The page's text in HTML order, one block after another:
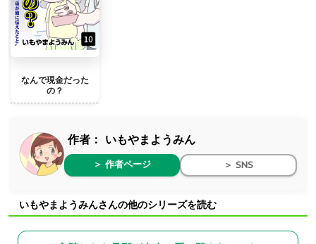
なんで現金だった
の？
作者： いもやまようみん
＞ 作者ページ ＞ SNS
いもやまようみんさんの他のシリーズを読む